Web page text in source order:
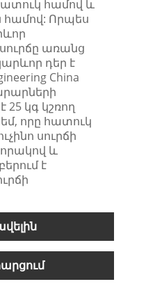
համով և
Որպես
առանց
դեր է
China
25 կգ կշռող
որը հատուկ
սուրճի
և
է